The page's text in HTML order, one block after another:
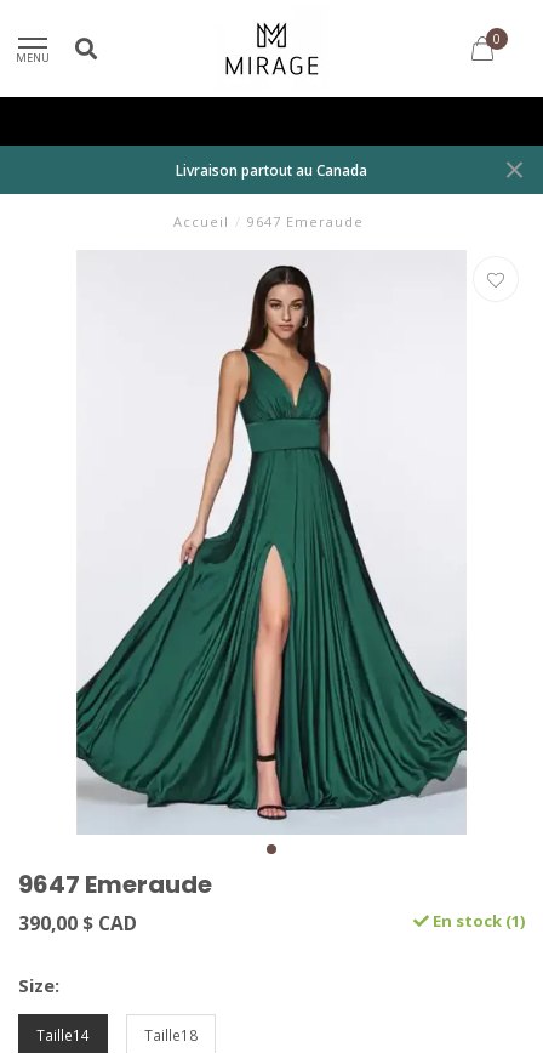
MENU
0
Livraison partout au Canada
Accueil / 9647 Emeraude
9647 Emeraude
390,00 $ CAD En stock (1)
Size:
Taille14 Taille18